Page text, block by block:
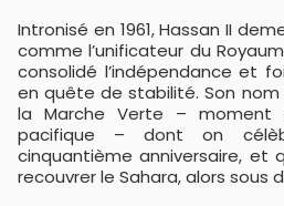
Intronisé en 1961, Hassan II
comme l’unificateur du
consolidé l’indépendance et
en quête de stabilité. Son
la Marche Verte – moment
pacifique – dont on
cinquantième anniversaire, et
recouvrer le Sahara, alors sous